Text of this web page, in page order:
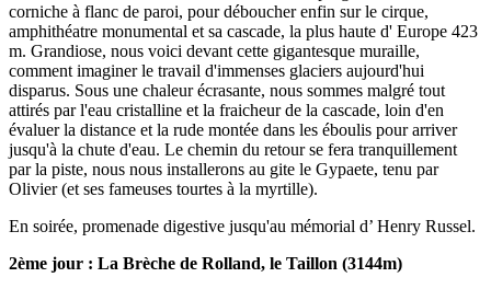
corniche à flanc de paroi, pour déboucher enfin sur le cirque,
amphithéatre monumental et sa cascade, la plus haute d' Europe 423
m. Grandiose, nous voici devant cette gigantesque muraille,
comment imaginer le travail d'immenses glaciers aujourd'hui
disparus. Sous une chaleur écrasante, nous sommes malgré tout
attirés par l'eau cristalline et la fraicheur de la cascade, loin d'en
évaluer la distance et la rude montée dans les éboulis pour arriver
jusqu'à la chute d'eau. Le chemin du retour se fera tranquillement
par la piste, nous nous installerons au gite le Gypaete, tenu par
Olivier (et ses fameuses tourtes à la myrtille).
En soirée, promenade digestive jusqu'au mémorial d’ Henry Russel.
2ème jour : La Brèche de Rolland, le Taillon (3144m)